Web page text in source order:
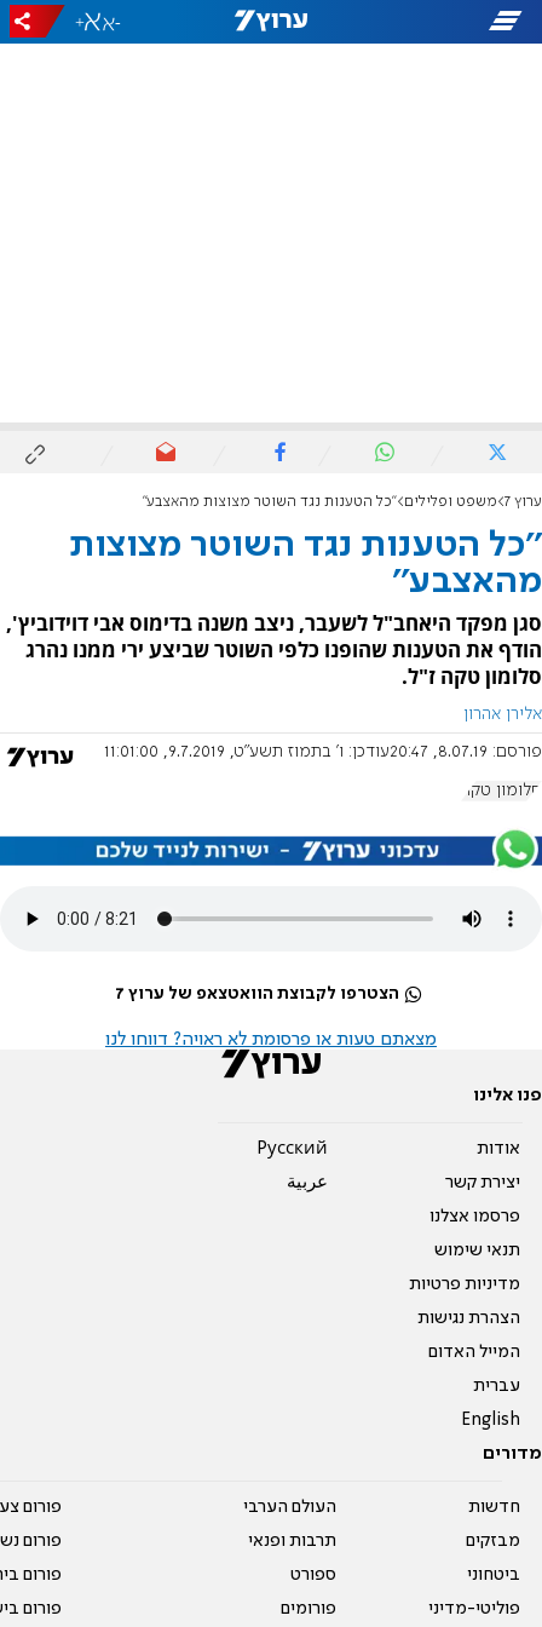
-
+
ערוץ 7 משפט ופלילים ''כל הטענות נגד השוטר מצוצות מהאצבע''
''כל הטענות נגד השוטר מצוצות
מהאצבע''
סגן מפקד היאחב"ל לשעבר, ניצב משנה בדימוס אבי דוידוביץ',
הודף את הטענות שהופנו כלפי השוטר שביצע ירי ממנו נהרג
סלומון טקה ז"ל.
אלירן אהרון
פורסם: 8.07.19, 20:47 עודכן: ו' בתמוז תשע"ט, 9.7.2019, 11:01:00
סלומון טקה
הצטרפו לקבוצת הוואטצאפ של ערוץ 7
מצאתם טעות או פרסומת לא ראויה? דווחו לנו
פנו אלינו
אודות
יצירת קשר
פרסמו אצלנו
תנאי שימוש
מדיניות פרטיות
הצהרת נגישות
המייל האדום
עברית
English
Pусский
عربية
מדורים
חדשות
מבזקים
ביטחוני
פוליטי-מדיני
העולם הערבי
תרבות ופנאי
ספורט
פורומים
פורום
פורום
פורום
פורום